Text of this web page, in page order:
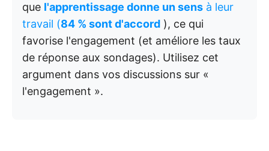
que l'apprentissage donne un sens à leur
travail (84 % sont d'accord ), ce qui
favorise l'engagement (et améliore les taux
de réponse aux sondages). Utilisez cet
argument dans vos discussions sur «
l'engagement ».